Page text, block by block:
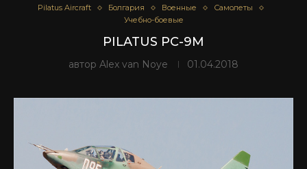
Pilatus Aircraft Болгария Военные
Самолеты
Учебно-боевые
PILATUS PC-9M
автор Alex van Noye 01.04.2018